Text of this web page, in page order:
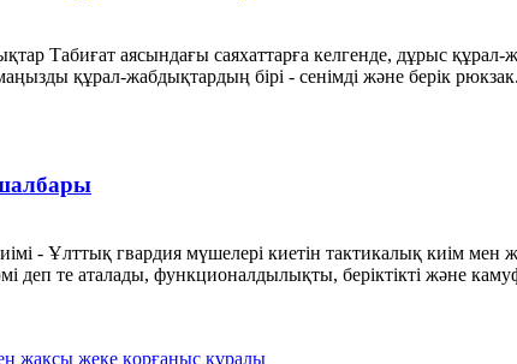
Табиғат аясындағы саяхаттарға келгенде, дұрыс
құрал-жабдықтардың бірі - сенімді және берік
- Ұлттық гвардия мүшелері киетін тактикалық киім мен
деп те аталады, функционалдылықты, беріктікті және